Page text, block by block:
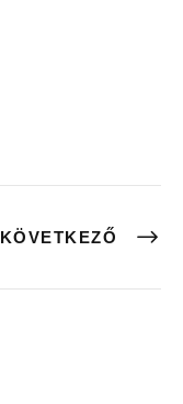
KÖVETKEZŐ